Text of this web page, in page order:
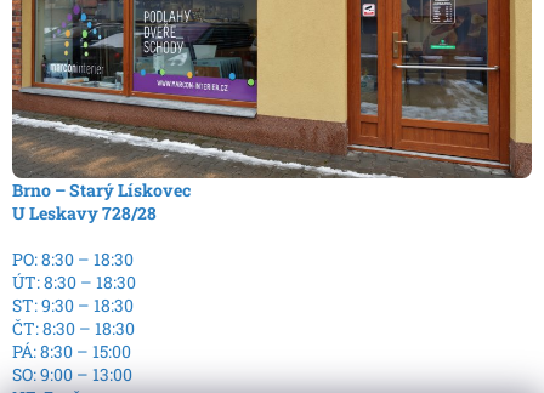
Brno – Starý Lískovec
U Leskavy 728/28
PO: 8:30 – 18:30
ÚT: 8:30 – 18:30
ST: 9:30 – 18:30
ČT: 8:30 – 18:30
PÁ: 8:30 – 15:00
SO: 9:00 – 13:00